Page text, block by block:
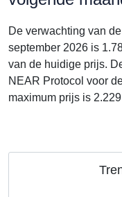
De verwachting van
september 2026 is
van de huidige prijs.
NEAR Protocol voor
maximum prijs is